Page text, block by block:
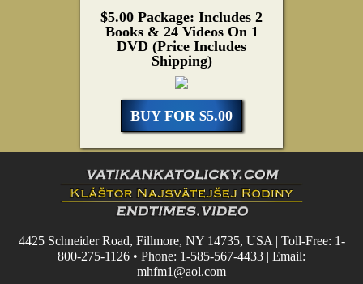
$5.00 Package: Includes 2
Books & 24 Videos On 1
DVD (Price Includes
Shipping)
BUY FOR $5.00
4425 Schneider Road, Fillmore, NY 14735, USA | Toll-Free: 1-
800-275-1126 • Phone: 1-585-567-4433 | Email:
mhfm1@aol.com